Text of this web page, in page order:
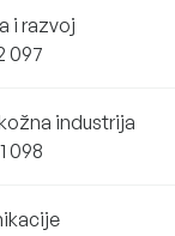
i razvoj
097
industrija
1 098